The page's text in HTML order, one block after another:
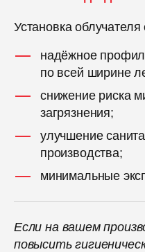
Установка облучателя
надёжное
по всей ширине
снижение риска
загрязнения;
улучшение
производства;
минимальные
Если на вашем
повысить